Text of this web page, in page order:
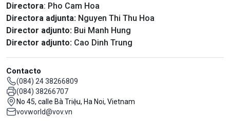
Directora: Pho Cam Hoa
Directora adjunta: Nguyen Thi Thu Hoa
Director adjunto: Bui Manh Hung
Director adjunto: Cao Dinh Trung
Contacto
(084) 24 38266809
(084) 38266707
No 45, calle Bà Triệu, Ha Noi, Vietnam
vovworld@vov.vn